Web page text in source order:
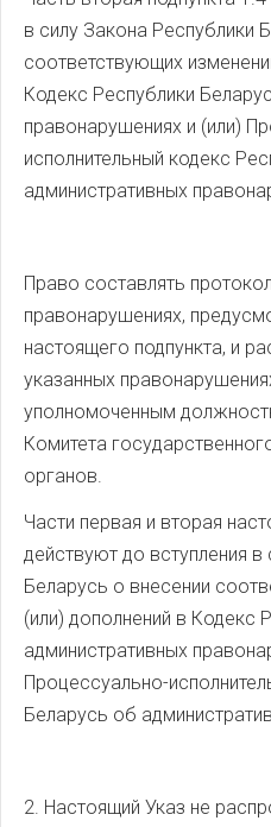
в силу Закона Республики
соответствующих
Кодекс Республики
правонарушениях и (или)
исполнительный кодекс
административных
Право составлять
правонарушениях,
настоящего подпункта, и
указанных
уполномоченным
Комитета
органов.
Части первая и вторая
действуют до вступления
Беларусь о внесении
(или) дополнений в Кодекс
административных
Процессуально-
Беларусь об
2. Настоящий Указ не